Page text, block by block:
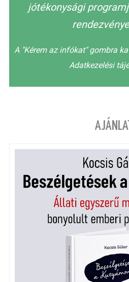
jótékonysági
A "Kérem az infókat" gombra
Adatkezelési
AJÁNLAT